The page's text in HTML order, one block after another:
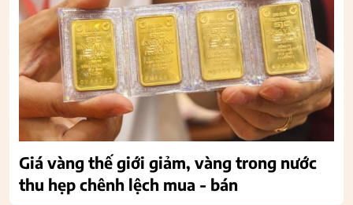
Giá vàng thế giới giảm, vàng trong nước
thu hẹp chênh lệch mua - bán